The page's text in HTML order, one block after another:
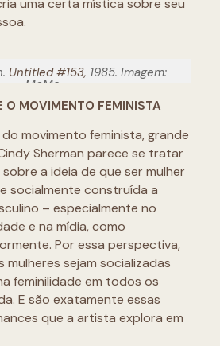
uma certa mística sobre seu
Untitled #153, 1985. Imagem:
MoMa
O MOVIMENTO FEMINISTA
movimento feminista, grande
Sherman parece se tratar
a ideia de que ser mulher
socialmente construída a
– especialmente no
e na mídia, como
Por essa perspectiva,
sejam socializadas
feminilidade em todos os
E são exatamente essas
que a artista explora em